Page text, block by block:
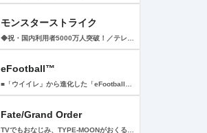
モンスターストライク
eFootball™
Fate/Grand Order